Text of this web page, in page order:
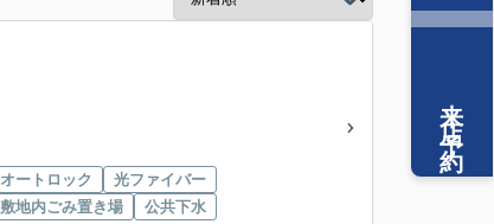
オートロック
光ファイバー
敷地内ごみ置き場
公共下水
来店予約